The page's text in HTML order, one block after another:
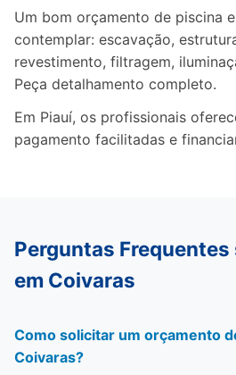
Um bom orçamento de piscina
contemplar: escavação,
revestimento, filtragem,
Peça detalhamento completo.
Em Piauí, os profissionais
pagamento facilitadas e
Perguntas
em Coivaras
Como solicitar um orçamento
Coivaras?